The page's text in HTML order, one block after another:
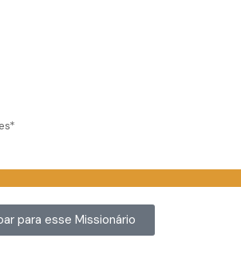
para esse Missionário